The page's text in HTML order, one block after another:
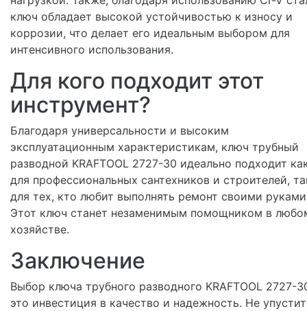
ключ обладает высокой устойчивостью к износу и
коррозии, что делает его идеальным выбором для
интенсивного использования.
Для кого подходит этот
инструмент?
Благодаря универсальности и высоким
эксплуатационным характеристикам, ключ трубный
разводной KRAFTOOL 2727-30 идеально подходит
для профессиональных сантехников и строителей,
для тех, кто любит выполнять ремонт своими
Этот ключ станет незаменимым помощником в
хозяйстве.
Заключение
Выбор ключа трубного разводного KRAFTOOL 2727-
это инвестиция в качество и надежность. Не